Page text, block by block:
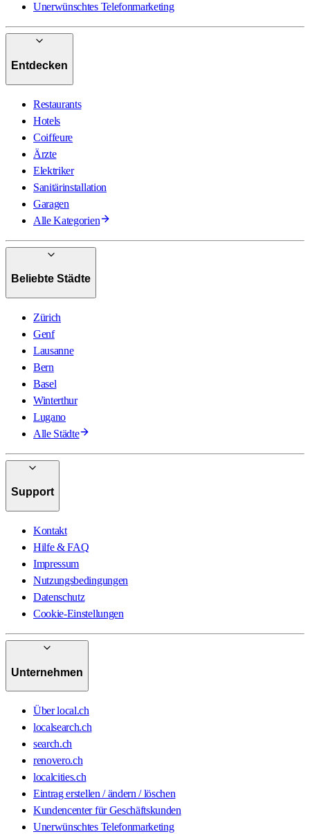
Unerwünschtes Telefonmarketing
Entdecken
Restaurants
Hotels
Coiffeure
Ärzte
Elektriker
Sanitärinstallation
Garagen
Alle Kategorien
Beliebte Städte
Zürich
Genf
Lausanne
Bern
Basel
Winterthur
Lugano
Alle Städte
Support
Kontakt
Hilfe & FAQ
Impressum
Nutzungsbedingungen
Datenschutz
Cookie-Einstellungen
Unternehmen
Über local.ch
localsearch.ch
search.ch
renovero.ch
localcities.ch
Eintrag erstellen / ändern / löschen
Kundencenter für Geschäftskunden
Unerwünschtes Telefonmarketing